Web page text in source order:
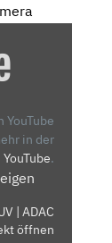
in der
.
| ADAC
öffnen